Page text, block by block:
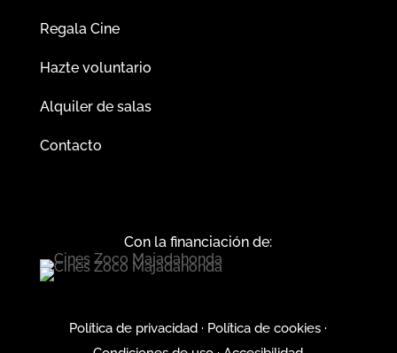
Regala Cine
Hazte voluntario
Alquiler de salas
Contacto
Con la financiación de:
Política de privacidad · Política de cookies ·